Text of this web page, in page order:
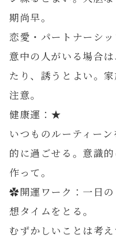
期尚早。
恋愛・パートナーシ
意中の人がいる場合
たり、誘うとよい。
注意。
健康運：★
いつものルーティー
的に過ごせる。意識
作って。
✿開運ワーク：一日
想タイムをとる。
むずかしいことは考